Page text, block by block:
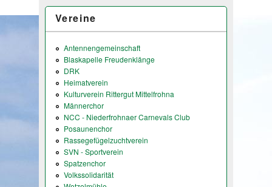
Vereine
Antennengemeinschaft
Blaskapelle Freudenklänge
DRK
Heimatverein
Kulturverein Rittergut Mittelfrohna
Männerchor
NCC - Niederfrohnaer Carnevals Club
Posaunenchor
Rassegefügelzuchtverein
SVN - Sportverein
Spatzenchor
Volkssolidarität